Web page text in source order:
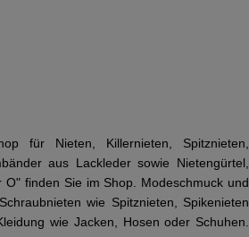
für Nieten, Killernieten, Spitznieten,
aus Lackleder sowie Nietengürtel,
finden Sie im Shop. Modeschmuck und
wie Spitznieten, Spikenieten
wie Jacken, Hosen oder Schuhen.